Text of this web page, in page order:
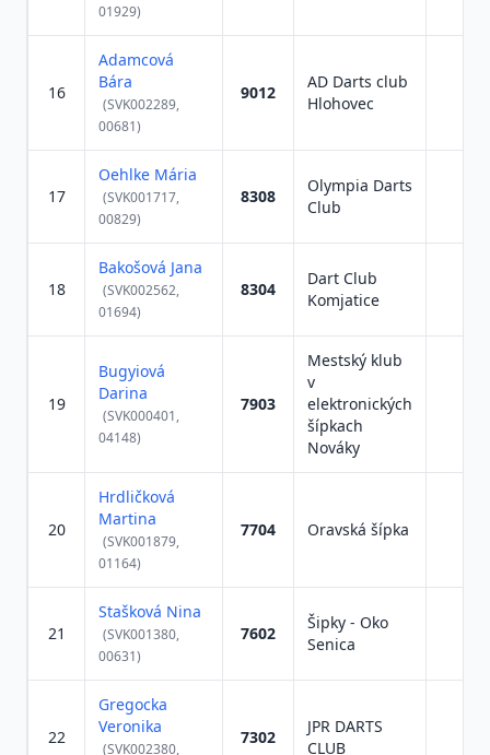
01929)
16
Adamcová
Bára
(SVK002289,
00681)
9012
AD Darts club
Hlohovec
17
Oehlke Mária
(SVK001717,
00829)
8308
Olympia Darts
Club
18
Bakošová Jana
(SVK002562,
01694)
8304
Dart Club
Komjatice
19
Bugyiová
Darina
(SVK000401,
04148)
7903
Mestský klub
v
elektronických
šípkach
Nováky
20
Hrdličková
Martina
(SVK001879,
01164)
7704 Oravská šípka
21
Stašková Nina
(SVK001380,
00631)
7602
Šipky - Oko
Senica
22
Gregocka
Veronika
(SVK002380,
7302
JPR DARTS
CLUB